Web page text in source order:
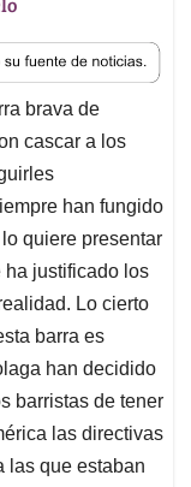
brava de
cascar a los
han fungido
quiere presentar
ha justificado los
Lo cierto
barra es
han decidido
barristas de tener
las directivas
las que estaban